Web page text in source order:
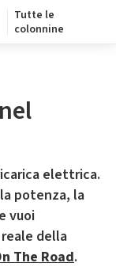
Tutte le
colonnine
elettrica.
potenza, la
vuoi
della
The Road.